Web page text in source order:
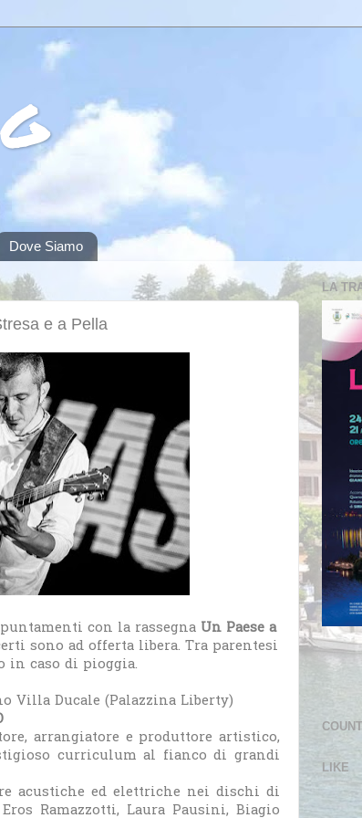
Dove Siamo
e a Pella
con la rassegna Un Paese a
sono ad offerta libera. Tra parentesi
in caso di pioggia.
Villa Ducale (Palazzina Liberty)
arrangiatore e produttore artistico,
curriculum al fianco di grandi
acustiche ed elettriche nei dischi di
Ramazzotti, Laura Pausini, Biagio
LA
LIKE